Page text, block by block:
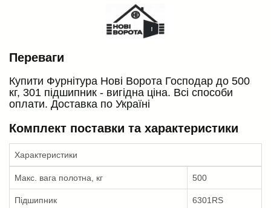
Переваги
Купити Фурнітура Нові Ворота Господар до 500
кг, 301 підшипник - вигідна ціна. Всі способи
оплати. Доставка по Україні
Комплект поставки та характеристики
Характеристики
Макс. вага полотна, кг 500
Підшипник 6301RS